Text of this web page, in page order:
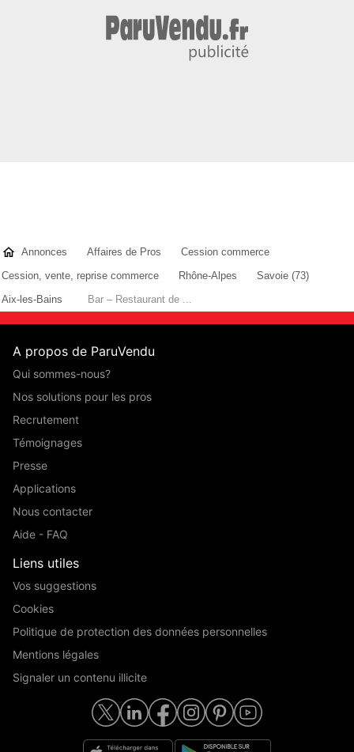
Annonces Affaires de Pros
Cession commerce
Cession, vente, reprise commerce
Rhône-Alpes
Savoie (73)
Aix-les-Bains
Bar – Restaurant de ...
A propos de ParuVendu
Qui sommes-nous?
Nos solutions pour les pros
Recrutement
Témoignages
Presse
Applications
Nous contacter
Aide - FAQ
Liens utiles
Vos suggestions
Cookies
Politique de protection des données personnelles
Mentions légales
Signaler un contenu illicite